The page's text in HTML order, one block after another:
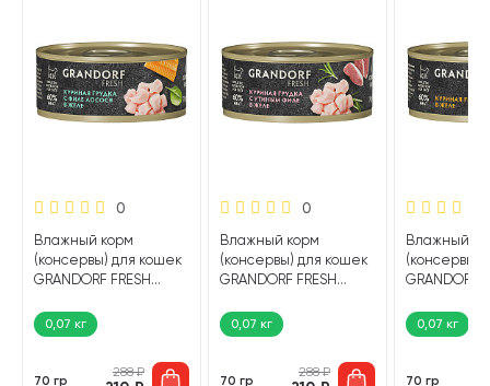
0
Влажный корм
(консервы) для кошек
GRANDORF FRESH
лосось в желе (70 гр)
0,07 кг
70 гр
288₽
0
Влажный корм
(консервы) для кошек
GRANDORF FRESH
утиное филе в желе
(70 гр)
0,07 кг
70 гр
288₽
Влажный
(консервы)
GRANDORF
желе (70 гр)
0,07 кг
70 гр